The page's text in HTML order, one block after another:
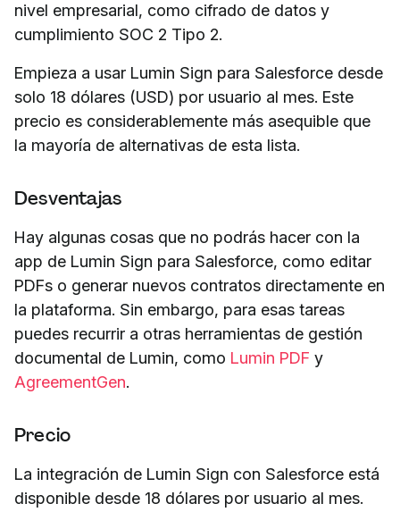
nivel empresarial, como cifrado de datos y
cumplimiento SOC 2 Tipo 2.
Empieza a usar Lumin Sign para Salesforce desde
solo 18 dólares (USD) por usuario al mes. Este
precio es considerablemente más asequible que
la mayoría de alternativas de esta lista.
Desventajas
Hay algunas cosas que no podrás hacer con la
app de Lumin Sign para Salesforce, como editar
PDFs o generar nuevos contratos directamente en
la plataforma. Sin embargo, para esas tareas
puedes recurrir a otras herramientas de gestión
documental de Lumin, como Lumin PDF y
AgreementGen.
Precio
La integración de Lumin Sign con Salesforce está
disponible desde 18 dólares por usuario al mes.